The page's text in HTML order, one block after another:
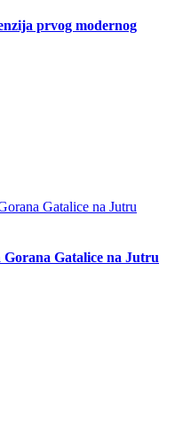
prvog modernog
Gatalice na Jutru